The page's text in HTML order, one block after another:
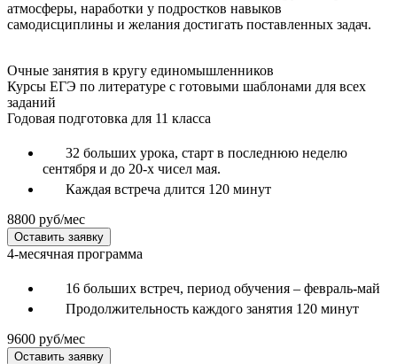
атмосферы, наработки у подростков навыков
самодисциплины и желания достигать поставленных задач.
Очные занятия в кругу единомышленников
Курсы ЕГЭ по литературе с готовыми шаблонами для всех
заданий
Годовая подготовка для 11 класса
32 больших урока, старт в последнюю неделю
сентября и до 20-х чисел мая.
Каждая встреча длится 120 минут
8800 руб/мес
Оставить заявку
4-месячная программа
16 больших встреч, период обучения – февраль-май
Продолжительность каждого занятия 120 минут
9600 руб/мес
Оставить заявку